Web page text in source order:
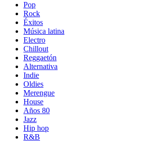
Pop
Rock
Éxitos
Música latina
Electro
Chillout
Reggaetón
Alternativa
Indie
Oldies
Merengue
House
Años 80
Jazz
Hip hop
R&B